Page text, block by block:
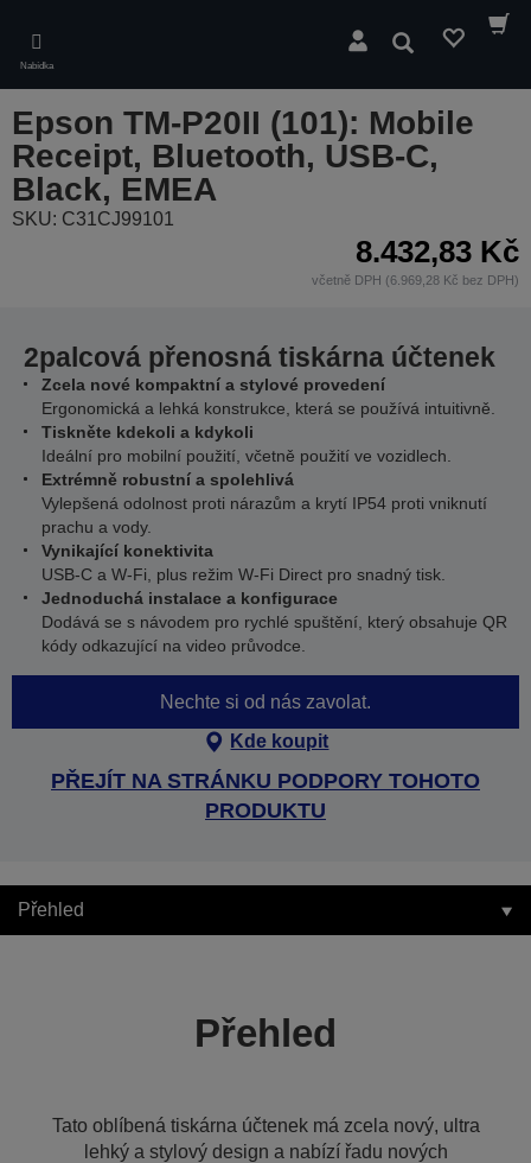
main
content
Nabídka
Hledat
Epson TM-P20II (101): Mobile
Receipt, Bluetooth, USB-C,
Black, EMEA
SKU: C31CJ99101
8.432,83 Kč
včetně DPH (6.969,28 Kč bez DPH)
2palcová přenosná tiskárna účtenek
Zcela nové kompaktní a stylové provedení
Ergonomická a lehká konstrukce, která se používá intuitivně.
Tiskněte kdekoli a kdykoli
Ideální pro mobilní použití, včetně použití ve vozidlech.
Extrémně robustní a spolehlivá
Vylepšená odolnost proti nárazům a krytí IP54 proti vniknutí
prachu a vody.
Vynikající konektivita
USB-C a W-Fi, plus režim W-Fi Direct pro snadný tisk.
Jednoduchá instalace a konfigurace
Dodává se s návodem pro rychlé spuštění, který obsahuje QR
kódy odkazující na video průvodce.
Nechte si od nás zavolat.
Kde koupit
PŘEJÍT NA STRÁNKU PODPORY TOHOTO
PRODUKTU
Přehled
Přehled
Tato oblíbená tiskárna účtenek má zcela nový, ultra
lehký a stylový design a nabízí řadu nových